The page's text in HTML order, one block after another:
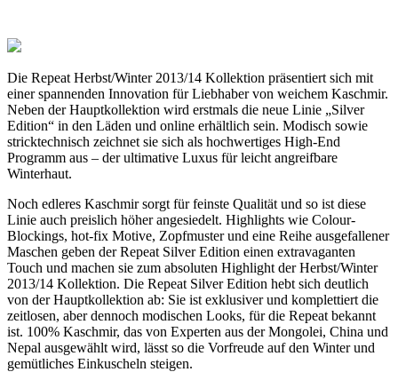
Die Repeat Herbst/Winter 2013/14 Kollektion präsentiert sich mit
einer spannenden Innovation für Liebhaber von weichem Kaschmir.
Neben der Hauptkollektion wird erstmals die neue Linie „Silver
Edition“ in den Läden und online erhältlich sein. Modisch sowie
stricktechnisch zeichnet sie sich als hochwertiges High-End
Programm aus – der ultimative Luxus für leicht angreifbare
Winterhaut.
Noch edleres Kaschmir sorgt für feinste Qualität und so ist diese
Linie auch preislich höher angesiedelt. Highlights wie Colour-
Blockings, hot-fix Motive, Zopfmuster und eine Reihe ausgefallener
Maschen geben der Repeat Silver Edition einen extravaganten
Touch und machen sie zum absoluten Highlight der Herbst/Winter
2013/14 Kollektion. Die Repeat Silver Edition hebt sich deutlich
von der Hauptkollektion ab: Sie ist exklusiver und komplettiert die
zeitlosen, aber dennoch modischen Looks, für die Repeat bekannt
ist. 100% Kaschmir, das von Experten aus der Mongolei, China und
Nepal ausgewählt wird, lässt so die Vorfreude auf den Winter und
gemütliches Einkuscheln steigen.